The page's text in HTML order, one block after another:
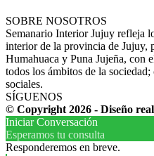
SOBRE NOSOTROS
Semanario Interior Jujuy refleja
interior de la provincia de Jujuy,
Humahuaca y Puna Jujeña, con
todos los ámbitos de la
sociales.
SÍGUENOS
© Copyright 2026 - Diseño
Iniciar Conversación
Esperamos tu consulta
Responderemos en breve.